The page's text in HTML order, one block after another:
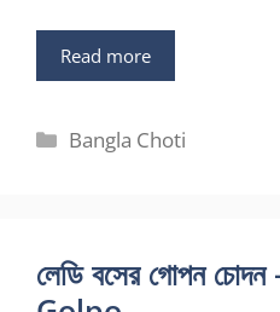
Read more
Categories
Bangla Choti
লেডি বসের গোপন